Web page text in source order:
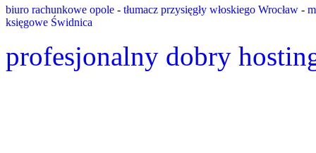
biuro rachunkowe opole - tłumacz przysięgły włoskiego Wrocław -
księgowe Świdnica
profesjonalny dobry